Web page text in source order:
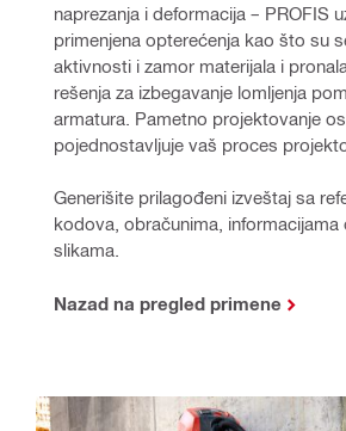
naprezanja i deformacija – PROFIS
primenjena opterećenja kao što su
aktivnosti i zamor materijala i
rešenja za izbegavanje lomljenja
armatura. Pametno projektovanje
pojednostavljuje vaš proces
Generišite prilagođeni izveštaj sa
kodova, obračunima, informacijama
slikama.
Nazad na pregled primene